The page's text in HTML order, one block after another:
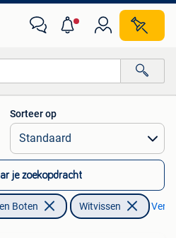
Sorteer op
je zoekopdracht
Boten Witvissen